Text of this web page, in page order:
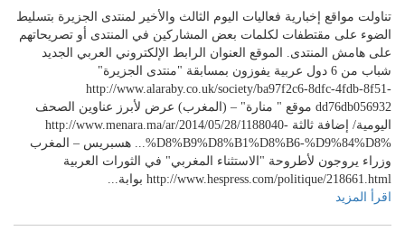
تناولت مواقع إخبارية فعاليات اليوم الثالث والأخير لمنتدى الجزيرة بتسليط
الضوء على مقتطفات لكلمات بعض المشاركين في المنتدى أو تصريحاتهم
على هامش المنتدى. الموقع العنوان الرابط الإلكتروني العربي الجديد
شباب من 6 دول عربية يفوزون بمسابقة "منتدى الجزيرة"
http://www.alaraby.co.uk/society/ba97f2c6-8dfc-4fdb-8f51-
dd76db056932 موقع " منارة" – (المغرب) عرض لأبرز عناوين الصحف
اليومية/ إضافة ثالثة http://www.menara.ma/ar/2014/05/28/1188040-
%D8%B9%D8%B1%D8%B6-%D9%84%D8%... هسبريس – المغرب
وزراء يروجون لأطروحة "الاستثناء المغربي" في الثورات العربية
http://www.hespress.com/politique/218661.html بوابة...
اقرأ المزيد